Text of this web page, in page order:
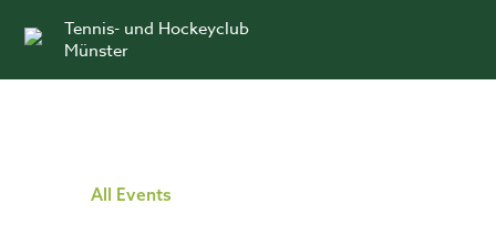
content
Tennis- und Hockeyclub
Münster
All Events